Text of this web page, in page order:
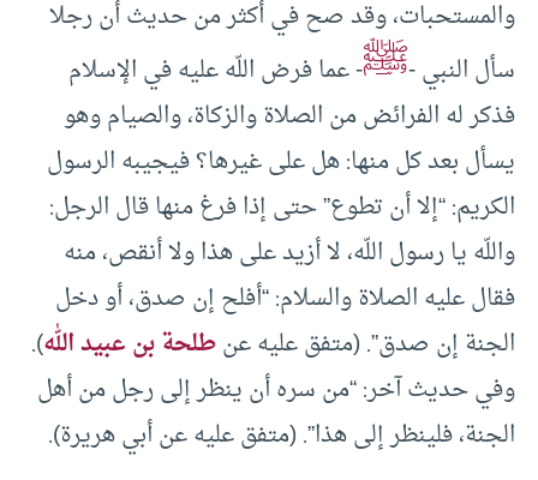
والمستحبات، وقد صح في أكثر من حديث أن رجلا
سأل النبي -ﷺ- عما فرض اللّه عليه في الإسلام
فذكر له الفرائض من الصلاة والزكاة، والصيام وهو
يسأل بعد كل منها: هل على غيرها؟ فيجيبه الرسول
الكريم: “إلا أن تطوع” حتى إذا فرغ منها قال الرجل:
واللّه يا رسول اللّه، لا أزيد على هذا ولا أنقص، منه
فقال عليه الصلاة والسلام: “أفلح إن صدق، أو دخل
الجنة إن صدق”. (متفق عليه عنطلحة بن عبيد الله).
وفي حديث آخر: “من سره أن ينظر إلى رجل من أهل
الجنة، فلينظر إلى هذا”. (متفق عليه عن أبي هريرة).